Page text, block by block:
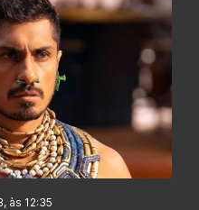
às 12:35